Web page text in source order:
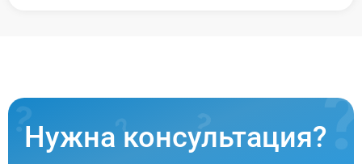
Нужна консультация?